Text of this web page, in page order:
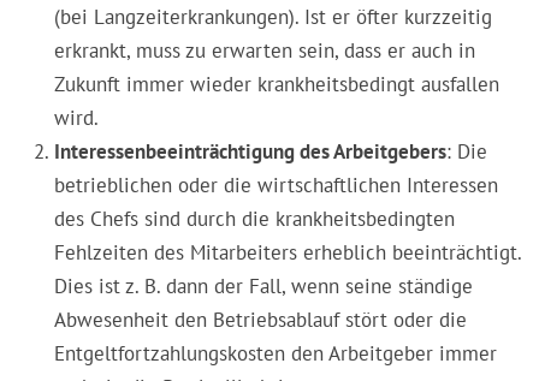
(bei Langzeiterkrankungen). Ist er öfter kurzzeitig
erkrankt, muss zu erwarten sein, dass er auch in
Zukunft immer wieder krankheitsbedingt ausfallen
wird.
Interessenbeeinträchtigung des Arbeitgebers: Die
betrieblichen oder die wirtschaftlichen Interessen
des Chefs sind durch die krankheitsbedingten
Fehlzeiten des Mitarbeiters erheblich beeinträchtigt.
Dies ist z. B. dann der Fall, wenn seine ständige
Abwesenheit den Betriebsablauf stört oder die
Entgeltfortzahlungskosten den Arbeitgeber immer